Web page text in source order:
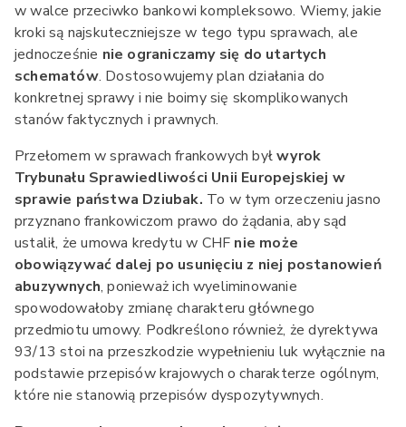
w walce przeciwko bankowi kompleksowo. Wiemy, jakie
kroki są najskuteczniejsze w tego typu sprawach, ale
jednocześnie nie ograniczamy się do utartych
schematów. Dostosowujemy plan działania do
konkretnej sprawy i nie boimy się skomplikowanych
stanów faktycznych i prawnych.
Przełomem w sprawach frankowych byłwyrok
Trybunału Sprawiedliwości Unii Europejskiej w
sprawie państwa Dziubak. To w tym orzeczeniu jasno
przyznano frankowiczom prawo do żądania, aby sąd
ustalił, że umowa kredytu w CHF nie może
obowiązywać dalej po usunięciu z niej postanowień
abuzywnych, ponieważ ich wyeliminowanie
spowodowałoby zmianę charakteru głównego
przedmiotu umowy. Podkreślono również, że dyrektywa
93/13 stoi na przeszkodzie wypełnieniu luk wyłącznie na
podstawie przepisów krajowych o charakterze ogólnym,
które nie stanowią przepisów dyspozytywnych.